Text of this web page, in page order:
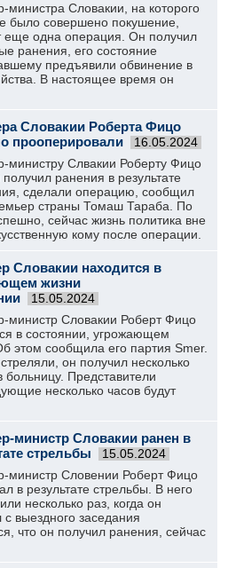
министра Словакии, на которого
было совершено покушение,
еще одна операция. Он получил
ранения, его состояние
предъявили обвинение в
В настоящее время он
Словакии Роберта Фицо
прооперировали
16.05.2024
министру Слвакии Роберту Фицо
получил ранения в результате
сделали операцию, сообщил
страны Томаш Тараба. По
сейчас жизнь политика вне
кому после операции.
Словакии находится в
жизни
15.05.2024
министр Словакии Роберт Фицо
в состоянии, угрожающем
этом сообщила его партия Smer.
он получил несколько
Представители
несколько часов будут
министр Словакии ранен в
стрельбы
15.05.2024
министр Словении Роберт Фицо
в результате стрельбы. В него
несколько раз, когда он
с выездного заседания
что он получил ранения, сейчас